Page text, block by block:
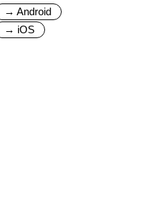
→ Android
→ iOS